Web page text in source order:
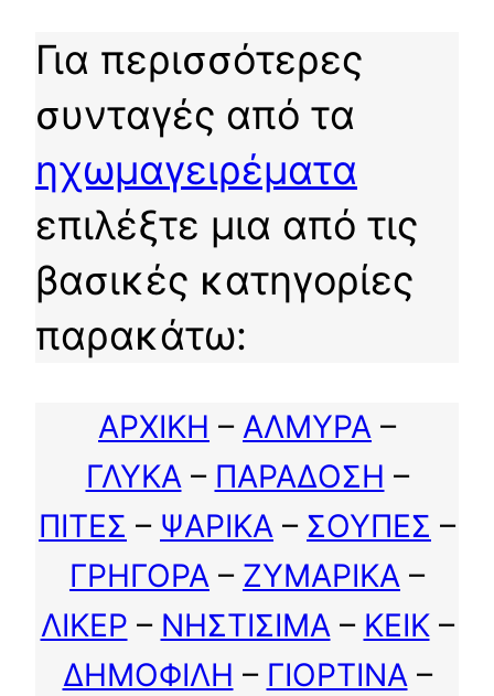
Για περισσότερες
συνταγές από τα
ηχωμαγειρέματα
επιλέξτε μια από τις
βασικές κατηγορίες
παρακάτω:
ΑΡΧΙΚΗ – ΑΛΜΥΡΑ –
ΓΛΥΚΑ– ΠΑΡΑΔΟΣΗ –
ΠΙΤΕΣ – ΨΑΡΙΚΑ – ΣΟΥΠΕΣ –
ΓΡΗΓΟΡΑ – ΖΥΜΑΡΙΚΑ –
ΛΙΚΕΡ – ΝΗΣΤΙΣΙΜΑ– ΚΕΙΚ–
ΔΗΜΟΦΙΛΗ – ΓΙΟΡΤΙΝΑ–